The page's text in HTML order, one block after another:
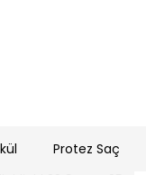
Protez Saç